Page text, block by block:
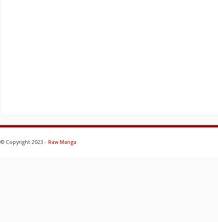
© Copyright 2023 - Raw Manga